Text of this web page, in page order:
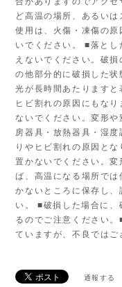
ど高温の場所、あるい
使用は、火傷・凍傷の
いでください。 ■落とし
えないでください。破
の他部分的に破損した
光が長時間あたります
ヒビ割れの原因にもな
ないでください。変形
房器具・放熱器具・湿
りやヒビ割れの原因と
置かないでください。
ば、高温になる場所で
かないところに保存し
い。 ■破損した場合に、
るのでご注意ください
ていますが、不良ではご
通報する